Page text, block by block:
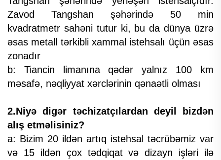
Zavod Tangshan şəhərində 50 min
kvadratmetr sahəni tutur ki, bu da dünya üzrə
əsas metall tərkibli xammal istehsalı üçün əsas
zonadır
b: Tiancin limanına qədər yalnız 100 km
məsafə, nəqliyyat xərclərinin qənaətli olması
2.Niyə digər təchizatçılardan deyil bizdən
alış etməlisiniz?
a: Bizim 20 ildən artıq istehsal təcrübəmiz var
və 15 ildən çox tədqiqat və dizayn işləri ilə